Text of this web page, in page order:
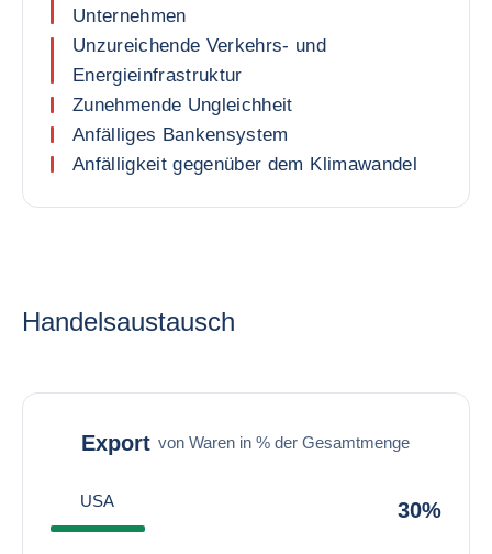
Unternehmen
Unzureichende Verkehrs- und
Energieinfrastruktur
Zunehmende Ungleichheit
Anfälliges Bankensystem
Anfälligkeit gegenüber dem Klimawandel
Handelsaustausch
Export von Waren in % der Gesamtmenge
USA 30%